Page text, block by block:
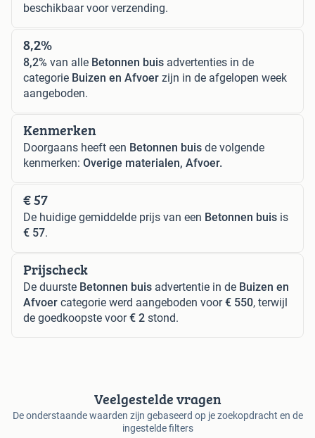
beschikbaar voor verzending.
8,2%
8,2% van alle Betonnen buis advertenties in de
categorie Buizen en Afvoer zijn in de afgelopen week
aangeboden.
Kenmerken
Doorgaans heeft een Betonnen buis de volgende
kenmerken: Overige materialen, Afvoer.
€ 57
De huidige gemiddelde prijs van een Betonnen buis is
€ 57.
Prijscheck
De duurste Betonnen buis advertentie in de Buizen en
Afvoer categorie werd aangeboden voor€ 550, terwijl
de goedkoopste voor€ 2 stond.
Veelgestelde vragen
De onderstaande waarden zijn gebaseerd op je zoekopdracht en de
ingestelde filters